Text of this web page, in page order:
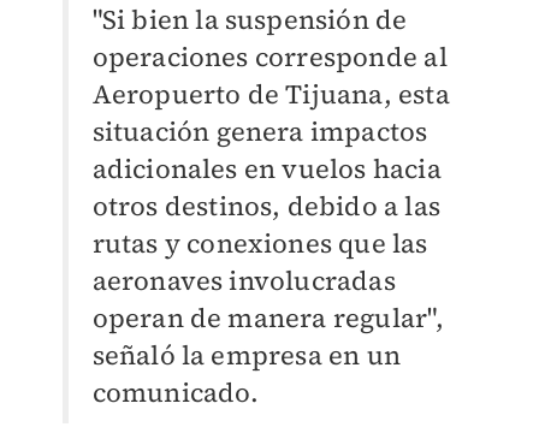
"Si bien la suspensión de
operaciones corresponde al
Aeropuerto de Tijuana, esta
situación genera impactos
adicionales en vuelos hacia
otros destinos, debido a las
rutas y conexiones que las
aeronaves involucradas
operan de manera regular",
señaló la empresa en un
comunicado.